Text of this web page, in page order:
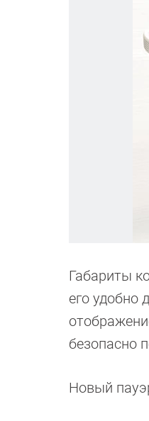
Габариты
его удобно
безопасно
Новый